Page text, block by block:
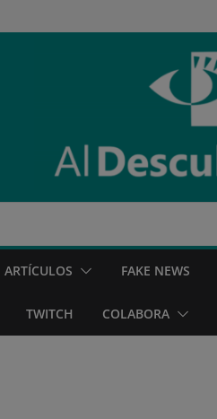
ARTÍCULOS FAKE NEWS
TWITCH COLABORA